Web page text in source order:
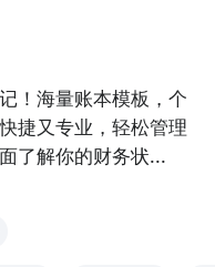
！海量账本模板，个
捷又专业，轻松管理
了解你的财务状...